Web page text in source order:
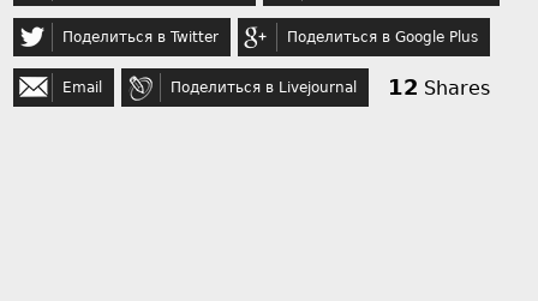
Поделиться в Twitter Поделиться в Google Plus
Email Поделиться в Livejournal 12 Shares